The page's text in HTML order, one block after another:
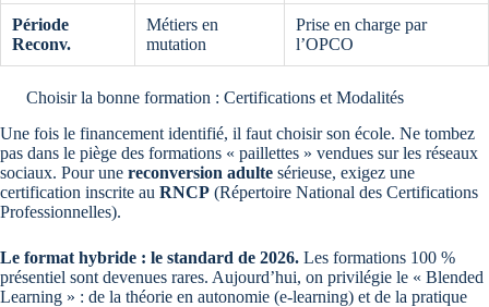
Période
Reconv.
Métiers en
mutation
Prise en charge par
l’OPCO
Choisir la bonne formation : Certifications et Modalités
Une fois le financement identifié, il faut choisir son école. Ne tombez
pas dans le piège des formations « paillettes » vendues sur les réseaux
sociaux. Pour une reconversion adulte sérieuse, exigez une
certification inscrite au RNCP (Répertoire National des Certifications
Professionnelles).
Le format hybride : le standard de 2026. Les formations 100 %
présentiel sont devenues rares. Aujourd’hui, on privilégie le « Blended
Learning » : de la théorie en autonomie (e-learning) et de la pratique